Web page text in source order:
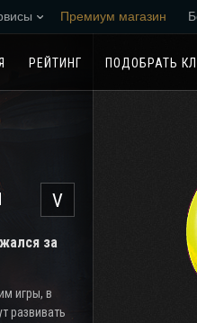
Премиум магазин
РЕЙТИНГ ПОДОБРАТЬ
V
за
игры, в
развивать